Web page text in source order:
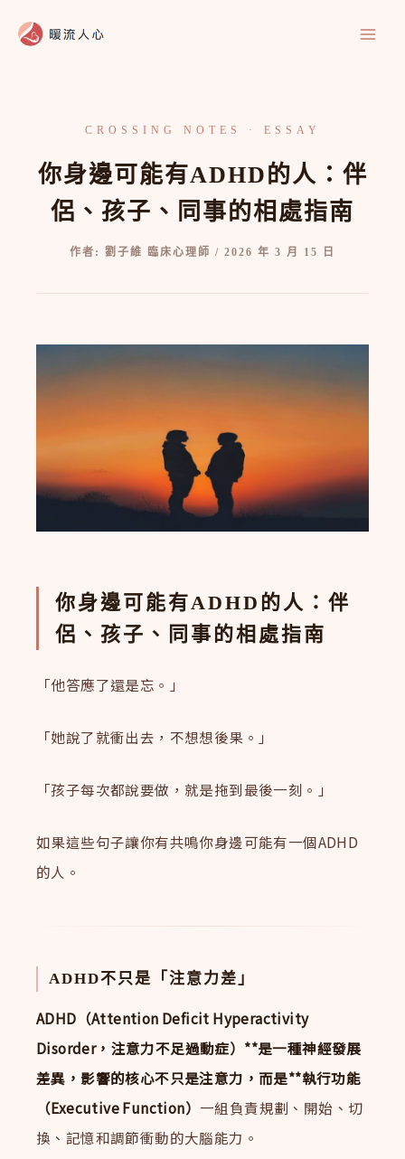
你身邊可能有ADHD的人：伴
侶、孩子、同事的相處指南
作者: 劉子維 臨床心理師 / 2026 年 3 月 15 日
你身邊可能有ADHD的人：伴
侶、孩子、同事的相處指南
「他答應了還是忘。」
「她說了就衝出去，不想想後果。」
「孩子每次都說要做，就是拖到最後一刻。」
如果這些句子讓你有共鳴你身邊可能有一個ADHD
的人。
ADHD不只是「注意力差」
ADHD（Attention Deficit Hyperactivity
Disorder，注意力不足過動症）**是一種神經發展
差異，影響的核心不只是注意力，而是**執行功能
（Executive Function）一組負責規劃、開始、切
換、記憶和調節衝動的大腦能力。